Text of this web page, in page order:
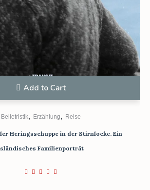
Add to Cart
Belletristik, Erzählung, Reise
Heringsschuppe in der Stirnlocke. Ein
Familienporträt